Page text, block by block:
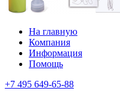
На главную
Компания
Информация
Помощь
+7 495 649-65-88